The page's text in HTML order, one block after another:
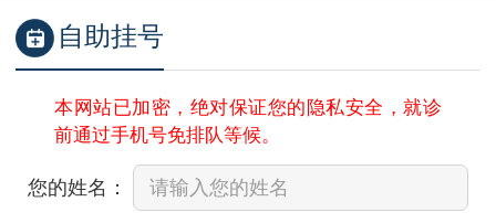
自助挂号
本网站已加密，绝对保证您的隐私安全，就诊
前通过手机号免排队等候。
您的姓名：